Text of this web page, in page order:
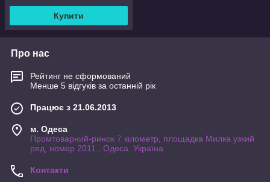
Купити
Про нас
Рейтинг не сформований
Менше 5 відгуків за останній рік
Працює з 21.06.2013
м. Одеса
Промтоварний-ринок 7 кілометр, площадка Милка узкий
ряд, номер 2011., Одеса, Україна
Контакти